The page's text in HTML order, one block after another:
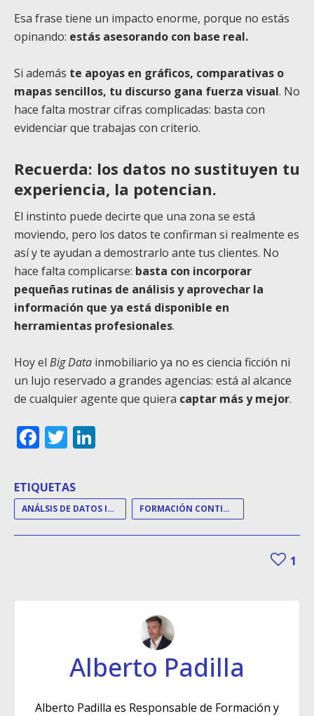
Esa frase tiene un impacto enorme, porque no estás
opinando: estás asesorando con base real.
Si además te apoyas en gráficos, comparativas o
mapas sencillos, tu discurso gana fuerza visual. No
hace falta mostrar cifras complicadas: basta con
evidenciar que trabajas con criterio.
Recuerda: los datos no sustituyen tu
experiencia, la potencian.
El instinto puede decirte que una zona se está
moviendo, pero los datos te confirman si realmente es
así y te ayudan a demostrarlo ante tus clientes. No
hace falta complicarse: basta con incorporar
pequeñas rutinas de análisis y aprovechar la
información que ya está disponible en
herramientas profesionales.
Hoy el Big Data inmobiliario ya no es ciencia ficción ni
un lujo reservado a grandes agencias: está al alcance
de cualquier agente que quiera captar más y mejor.
Facebook
Twitter
ETIQUETAS
ANÁLSIS DE DATOS INMOBILIARIOS FORMACIÓN CONTINUA
1
Alberto Padilla
Alberto Padilla es Responsable de Formación y